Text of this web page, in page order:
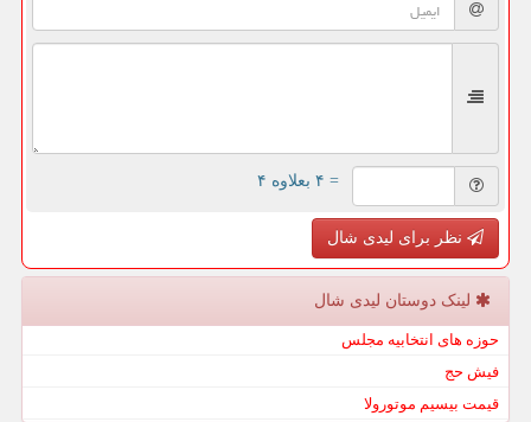
= ۴ بعلاوه ۴
نظر برای لیدی شال
لینک دوستان لیدی شال
حوزه های انتخابیه مجلس
فیش حج
قیمت بیسیم موتورولا